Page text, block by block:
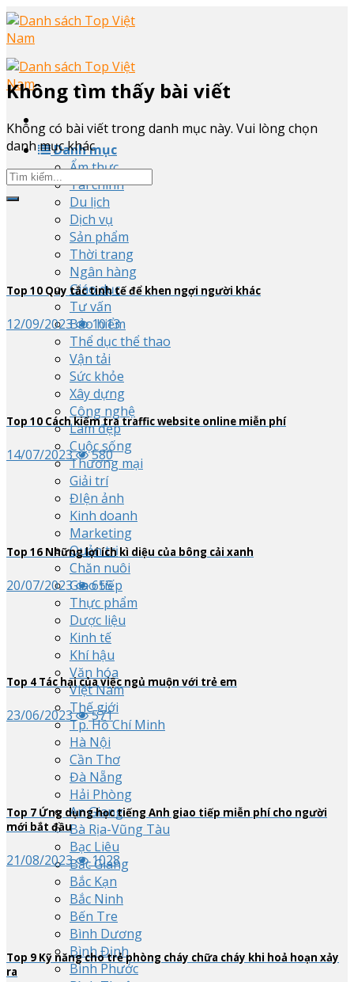
Skip
to
content
Danh mục
Ẩm thực
Tài chính
Du lịch
Dịch vụ
Sản phẩm
Thời trang
Ngân hàng
Giáo dục
Tư vấn
Bảo hiểm
Thể dục thể thao
Vận tải
Sức khỏe
Xây dựng
Công nghệ
Làm đẹp
Cuộc sống
Thương mại
Giải trí
ĐIện ảnh
Kinh doanh
Marketing
Quản trị
Chăn nuôi
Giao tiếp
Thực phẩm
Dược liệu
Kinh tế
Khí hậu
Văn hóa
Việt Nam
Thế giới
Tp. Hồ Chí Minh
Hà Nội
Cần Thơ
Đà Nẵng
Hải Phòng
An Giang
Bà Rịa-Vũng Tàu
Bạc Liêu
Bắc Giang
Bắc Kạn
Bắc Ninh
Bến Tre
Bình Dương
Bình Định
Bình Phước
Không tìm thấy bài viết
Không có bài viết trong danh mục này. Vui lòng chọn
danh mục khác
Top 10 Quy tắc tinh tế để khen ngợi người khác
12/09/2023 1013
Top 10 Cách kiểm tra traffic website online miễn phí
14/07/2023 580
Top 16 Những lợi ích kì diệu của bông cải xanh
20/07/2023 655
Top 4 Tác hại của việc ngủ muộn với trẻ em
23/06/2023 571
Top 7 Ứng dụng học tiếng Anh giao tiếp miễn phí cho người
mới bắt đầu
21/08/2023 1028
Top 9 Kỹ năng cho trẻ phòng cháy chữa cháy khi hoả hoạn xảy
ra